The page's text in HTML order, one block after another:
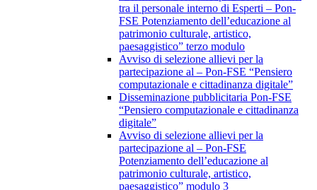
tra il personale interno di Esperti – Pon-
FSE Potenziamento dell’educazione al
patrimonio culturale, artistico,
paesaggistico” terzo modulo
Avviso di selezione allievi per la
partecipazione al – Pon-FSE “Pensiero
computazionale e cittadinanza digitale”
Disseminazione pubblicitaria Pon-FSE
“Pensiero computazionale e cittadinanza
digitale”
Avviso di selezione allievi per la
partecipazione al – Pon-FSE
Potenziamento dell’educazione al
patrimonio culturale, artistico,
paesaggistico” modulo 3